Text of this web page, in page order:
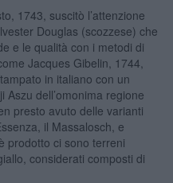
1743, suscitò l’attenzione
Douglas (scozzese) che
e le qualità con i metodi di
Jacques Gibelin, 1744,
in italiano con un
dell’omonima regione
presto avuto delle varianti
il Massalosch, e
prodotto ci sono terreni
considerati composti di